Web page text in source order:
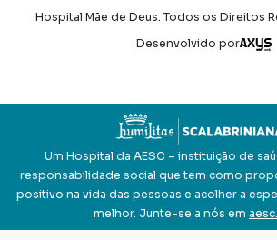
Hospital Mãe de Deus. Todos os Direitos
Desenvolvido por
Axysweb
Um Hospital da AESC – instituição de
responsabilidade social que tem como
positivo na vida das pessoas e acolher a
melhor. Junte-se a nós em